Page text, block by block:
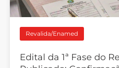
Revalida/Enamed
Edital da 1ª Fase do